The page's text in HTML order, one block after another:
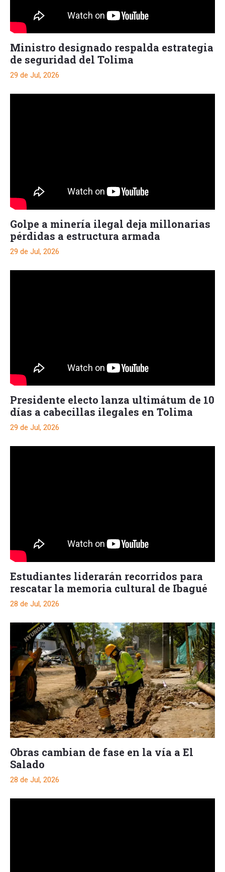
Ministro designado respalda estrategia
de seguridad del Tolima
29 de Jul, 2026
Golpe a minería ilegal deja millonarias
pérdidas a estructura armada
29 de Jul, 2026
Presidente electo lanza ultimátum de 10
días a cabecillas ilegales en Tolima
29 de Jul, 2026
Estudiantes liderarán recorridos para
rescatar la memoria cultural de Ibagué
28 de Jul, 2026
Obras cambian de fase en la vía a El
Salado
28 de Jul, 2026